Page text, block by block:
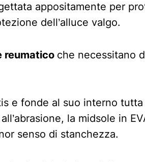
appositamente per
dell’alluce valgo.
reumatico che necessitano
e fonde al suo interno
la midsole in
senso di stanchezza.